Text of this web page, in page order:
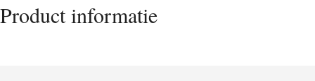
en
Product informatie